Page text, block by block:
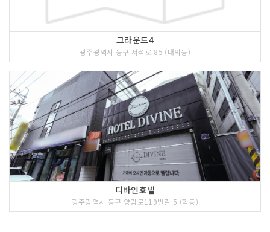
그라운드4
광주광역시 동구 서석로 85 (대의동)
디바인호텔
광주광역시 동구 양림로119번길 5 (학동)